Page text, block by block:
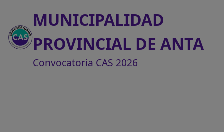
MUNICIPALIDAD
PROVINCIAL DE ANTA
Convocatoria CAS 2026